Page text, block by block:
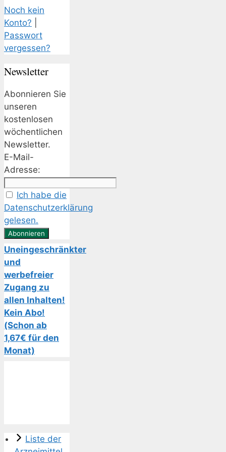
Noch kein
Konto?
Passwort
vergessen?
Newsletter
Abonnieren Sie
unseren
kostenlosen
wöchentlichen
Newsletter.
E-Mail-
Adresse:
Ich habe die
Datenschutzerklärung
gelesen.
Uneingeschränkter
und
werbefreier
Zugang zu
allen Inhalten!
Kein Abo!
(Schon ab
1,67€ für den
Monat)
Liste der